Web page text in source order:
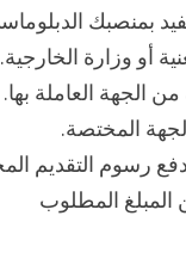
بمنصبك
أو وزارة الخارجية.
الجهة العاملة بها.
المختصة.
رسوم
المبلغ المطلوب